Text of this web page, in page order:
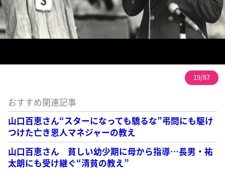
19/87
おすすめ関連記事
山口百恵さん“スターになっても驕るな”弔問にも駆け
つけた亡き恩人マネジャーの教え
山口百恵さん 貧しい幼少期に母から指導…長男・祐
太朗にも受け継ぐ“清貧の教え”